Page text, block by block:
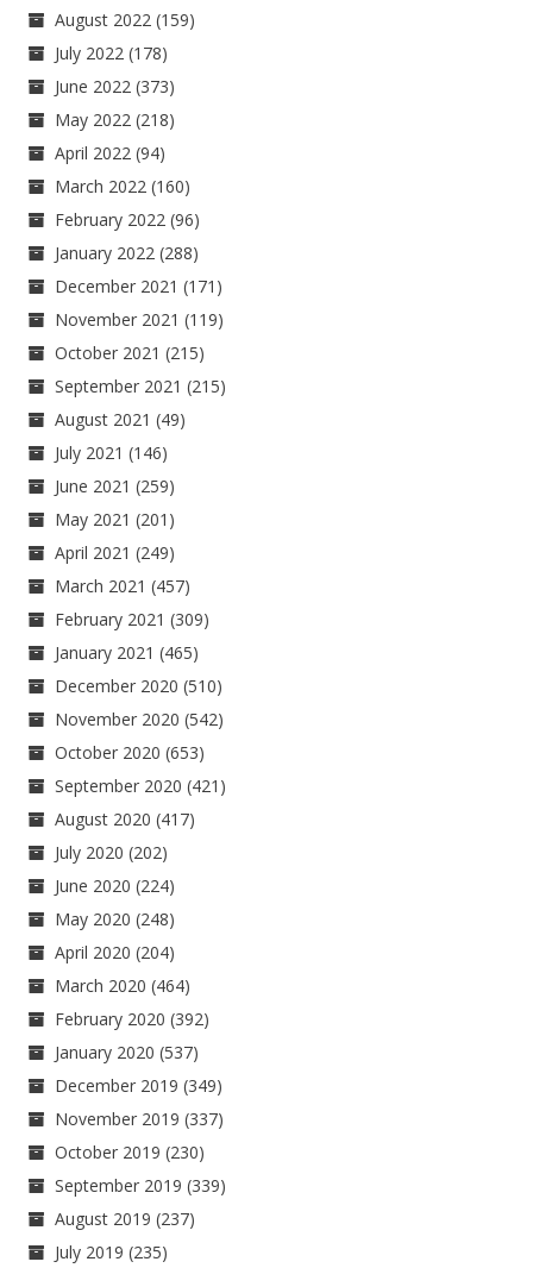
August 2022 (159)
July 2022 (178)
June 2022 (373)
May 2022 (218)
April 2022 (94)
March 2022 (160)
February 2022 (96)
January 2022 (288)
December 2021 (171)
November 2021 (119)
October 2021 (215)
September 2021 (215)
August 2021 (49)
July 2021 (146)
June 2021 (259)
May 2021 (201)
April 2021 (249)
March 2021 (457)
February 2021 (309)
January 2021 (465)
December 2020 (510)
November 2020 (542)
October 2020 (653)
September 2020 (421)
August 2020 (417)
July 2020 (202)
June 2020 (224)
May 2020 (248)
April 2020 (204)
March 2020 (464)
February 2020 (392)
January 2020 (537)
December 2019 (349)
November 2019 (337)
October 2019 (230)
September 2019 (339)
August 2019 (237)
July 2019 (235)